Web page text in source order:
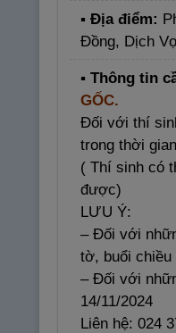
▪ Địa điểm:
Đồng, Dịch
▪ Thông tin
GỐC.
Đối với thí
trong thời
( Thí sinh có
được)
LƯU Ý:
– Đối với
tờ, buổi
– Đối với
14/11/2024
Liên hệ: 024